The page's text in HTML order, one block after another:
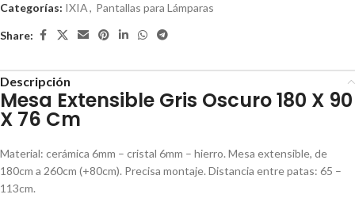
Categorías: IXIA, Pantallas para Lámparas
Share:
Descripción
Mesa Extensible Gris Oscuro 180 X 90
X 76 Cm
Material: cerámica 6mm – cristal 6mm – hierro. Mesa extensible, de
180cm a 260cm (+80cm). Precisa montaje. Distancia entre patas: 65 –
113cm.